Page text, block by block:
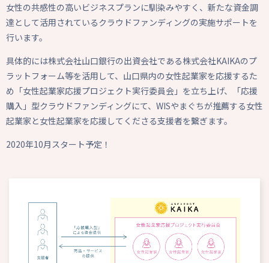
女性の共感性の高いビジネスプランに馴染みやすく、新たな資金調
達として活用されているクラウドファンディングの実施サポートを
行います。
具体的には株式会社山口銀行の出資会社である株式会社KAIKAのプ
ラットフォーム等を活用して、山口県内の女性起業家を応援するた
め「女性起業家応援プロジェクト実行委員会」を立ち上げ、「応援
購入」型クラウドファンディングにて、WISやまぐちが推薦する女性
起業家と女性起業家を応援してくださる支援者を繋ぎます。
2020年10月スタート予定！